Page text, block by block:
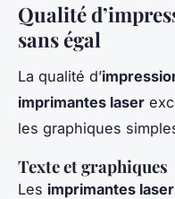
Qualité
sans égal
La qualité d’
imprimantes laser
les graphiques
Texte et graphiques
Les imprimantes laser